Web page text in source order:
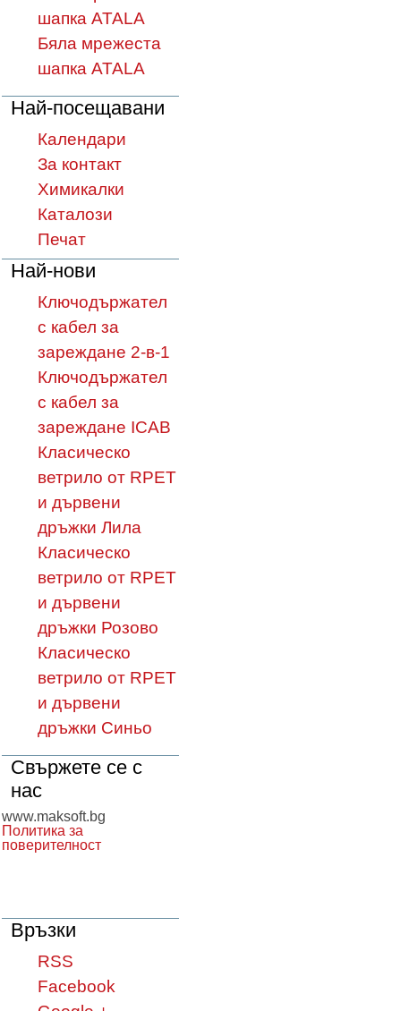
шапка ATALA
Бяла мрежеста
шапка ATALA
Най-посещавани
Календари
За контакт
Химикалки
Каталози
Печат
Най-нови
Ключодържател
с кабел за
зареждане 2-в-1
Ключодържател
с кабел за
зареждане ICAB
Класическо
ветрило от RPET
и дървени
дръжки Лила
Класическо
ветрило от RPET
и дървени
дръжки Розово
Класическо
ветрило от RPET
и дървени
дръжки Синьо
Свържете се с
нас
www.maksoft.bg
Политика за
поверителност
Връзки
RSS
Facebook